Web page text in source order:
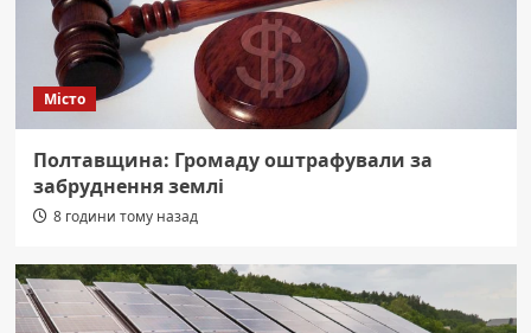
Місто
Полтавщина: Громаду оштрафували за
забруднення землі
8 години тому назад